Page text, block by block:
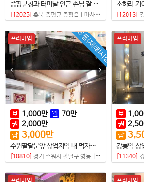
증평군청과 터미날 인근 손님 잘 올라오는 한국샵
[12025] 충북 증평군 증평읍 마사지샵 [12013]
전통(재래)시장
프리미엄
보 1,000만 월 70만
권 2,000만
합 3,000만
수원팔달문앞 상업지역 내 먹자상권 정통태국마사지
[10810] 경기 수원시 팔달구 영동 마사지샵
프리미엄
보
권
합
[11340]
프리미엄 프리미엄